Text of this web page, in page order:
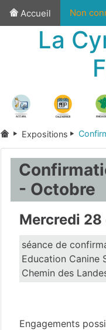
Accueil Non
La
Expositions
- Octobre
Mercredi
séance de
Education Canine
Chemin des
Engagements